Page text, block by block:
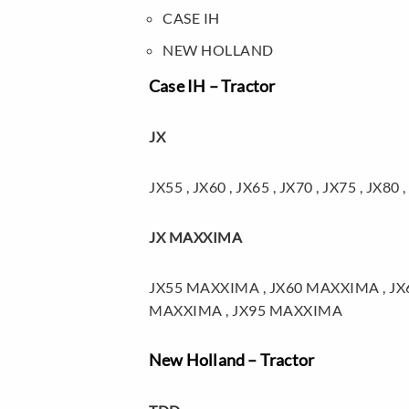
CASE IH
NEW HOLLAND
Case IH – Tractor
JX
JX55 , JX60 , JX65 , JX70 , JX75 , JX80
JX MAXXIMA
JX55 MAXXIMA , JX60 MAXXIMA ,
MAXXIMA , JX95 MAXXIMA
New Holland – Tractor